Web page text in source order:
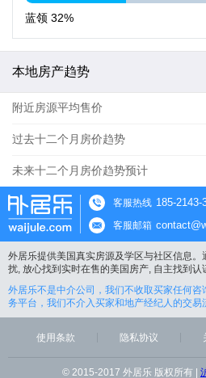
蓝领 32%
本地房产趋势
附近房源平均售价
过去十二个月房价趋势
未来十二个月房价趋势预计
客服热线 185-2143-
客服邮箱
外居乐提供美国真实房源及学区与社区信息。
扰, 放心找到实时在售的美国房产, 自主找到认
外居乐不是中介公司，我们不收取买家任何
务平台，我们不介入买家和地产经纪人的交易
使用条款 隐私协议
© 2015-2017 外居乐 版权所有 |